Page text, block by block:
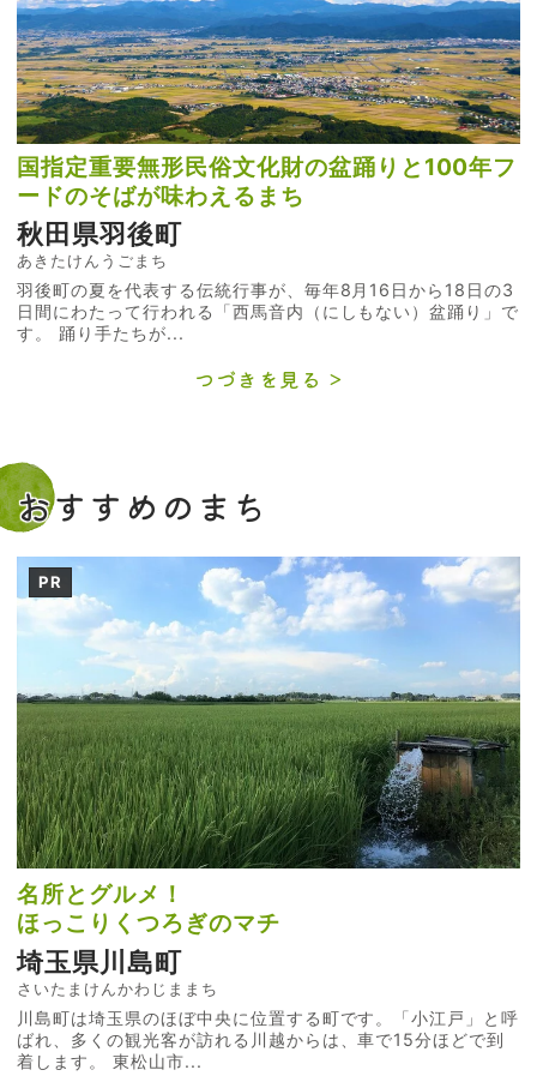
国指定重要無形民俗文化財の盆踊りと100年フ
ードのそばが味わえるまち
秋田県羽後町
あきたけんうごまち
羽後町の夏を代表する伝統行事が、毎年8月16日から18日の3
日間にわたって行われる「西馬音内（にしもない）盆踊り」で
す。 踊り手たちが...
つづきを見る
おすすめのまち
PR
名所とグルメ！
ほっこりくつろぎのマチ
埼玉県川島町
さいたまけんかわじままち
川島町は埼玉県のほぼ中央に位置する町です。「小江戸」と呼
ばれ、多くの観光客が訪れる川越からは、車で15分ほどで到
着します。 東松山市...